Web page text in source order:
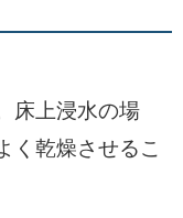
床上浸水の場
く乾燥させるこ